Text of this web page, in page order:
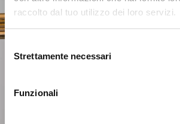
raccolto dal tuo utilizzo dei loro servizi.
delStrettamente necessari
Funzionali
L'Eccellenza